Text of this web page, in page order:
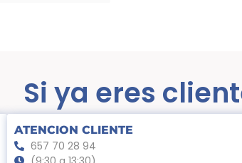
Si ya eres
ATENCION CLIENTE
657 70 28 94